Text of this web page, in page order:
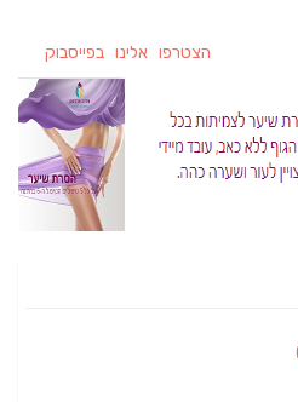
הצטרפו אלינו בפייסבוק